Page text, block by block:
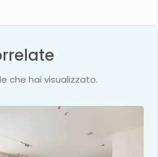
che hai visualizzato.